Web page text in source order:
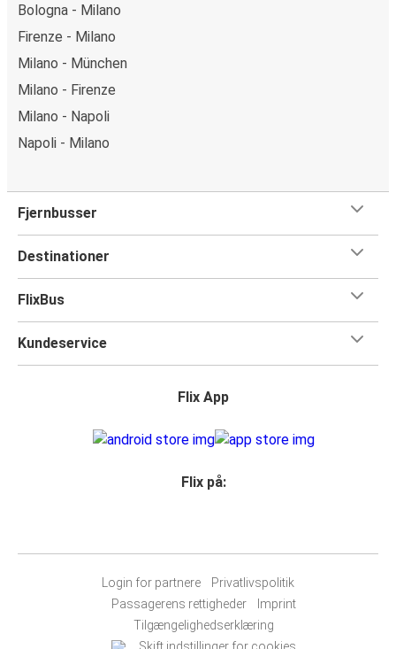
Bologna - Milano
Firenze - Milano
Milano - München
Milano - Firenze
Milano - Napoli
Napoli - Milano
Fjernbusser
Destinationer
FlixBus
Kundeservice
Flix App
Flix på:
Login for partnere
Privatlivspolitik
Passagerens rettigheder
Imprint
Tilgængelighedserklæring
Skift indstillinger for cookies